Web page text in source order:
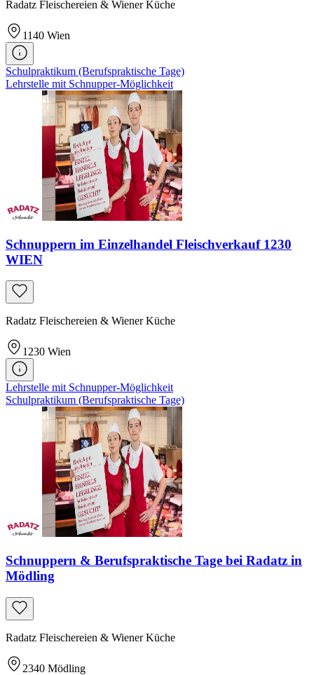
Radatz Fleischereien & Wiener Küche
1140 Wien
Schulpraktikum (Berufspraktische Tage)
Lehrstelle mit Schnupper-Möglichkeit
Schnuppern im Einzelhandel Fleischverkauf 1230
WIEN
Radatz Fleischereien & Wiener Küche
1230 Wien
Lehrstelle mit Schnupper-Möglichkeit
Schulpraktikum (Berufspraktische Tage)
Schnuppern & Berufspraktische Tage bei Radatz in
Mödling
Radatz Fleischereien & Wiener Küche
2340 Mödling